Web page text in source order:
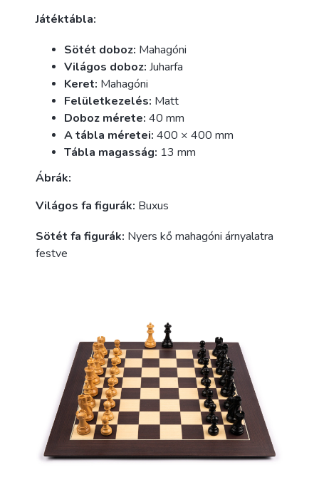
Játéktábla:
Sötét doboz: Mahagóni
Világos doboz: Juharfa
Keret: Mahagóni
Felületkezelés: Matt
Doboz mérete: 40 mm
A tábla méretei: 400 × 400 mm
Tábla magasság: 13 mm
Ábrák:
Világos fa figurák: Buxus
Sötét fa figurák: Nyers kő mahagóni árnyalatra
festve